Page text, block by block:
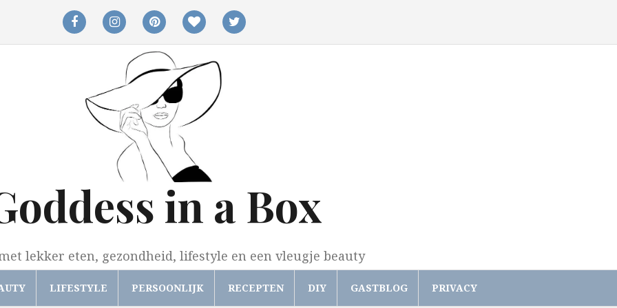
facebookinstagrampinterestbloglovintwitter
in a Box
lekker eten, gezondheid, lifestyle en een vleugje beauty
LIFESTYLE PERSOONLIJK RECEPTEN DIY GASTBLOG PRIVACY